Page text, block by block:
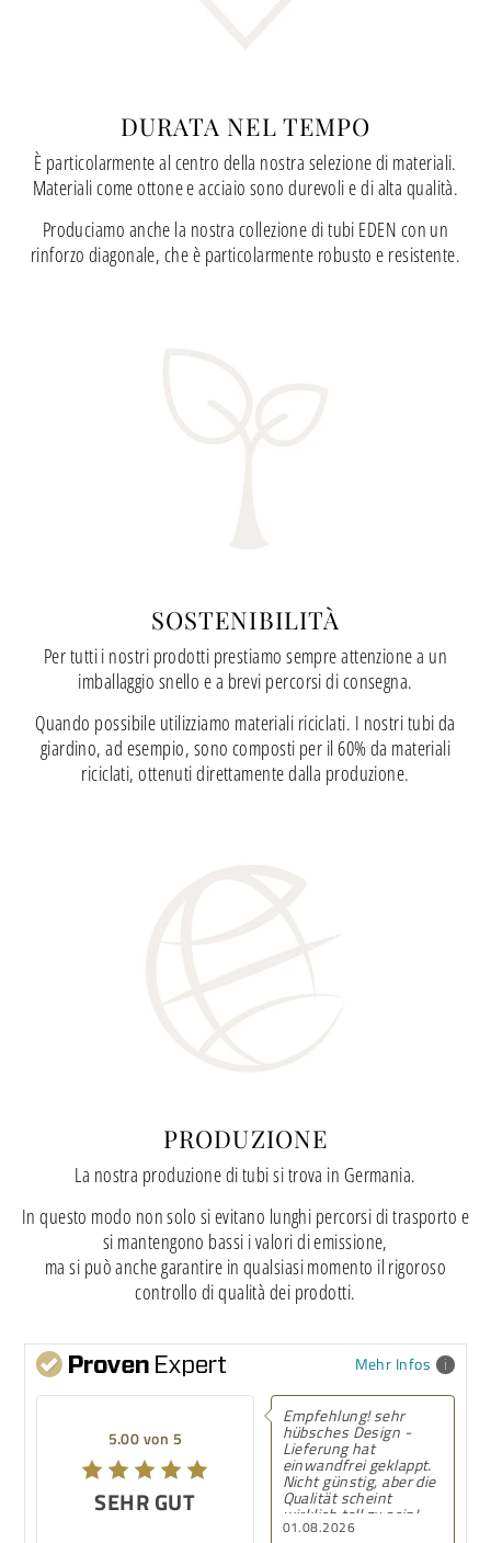
DURATA NEL TEMPO
È particolarmente al centro della nostra selezione di materiali.
Materiali come ottone e acciaio sono durevoli e di alta qualità.
Produciamo anche la nostra collezione di tubi EDEN con un
rinforzo diagonale, che è particolarmente robusto e resistente.
SOSTENIBILITÀ
Per tutti i nostri prodotti prestiamo sempre attenzione a un
imballaggio snello e a brevi percorsi di consegna.
Quando possibile utilizziamo materiali riciclati. I nostri tubi da
giardino, ad esempio, sono composti per il 60% da materiali
riciclati, ottenuti direttamente dalla produzione.
PRODUZIONE
La nostra produzione di tubi si trova in Germania.
In questo modo non solo si evitano lunghi percorsi di trasporto e
si mantengono bassi i valori di emissione,
ma si può anche garantire in qualsiasi momento il rigoroso
controllo di qualità dei prodotti.
Mehr Infos
5.00 von 5
SEHR GUT
5.00 von 5
SEHR GUT
01.08.2026
Empfehlung! sehr
hübsches Design -
Lieferung hat
einwandfrei geklappt.
Nicht günstig, aber die
Qualität scheint
wirklich toll zu sein!